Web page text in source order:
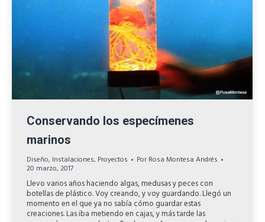
Conservando los especímenes
marinos
Diseño, Instalaciones, Proyectos Por Rosa Montesa Andrés
20 marzo, 2017
Llevo varios años haciendo algas, medusas y peces con
botellas de plástico. Voy creando, y voy guardando. Llegó un
momento en el que ya no sabía cómo guardar estas
creaciones. Las iba metiendo en cajas, y más tarde las